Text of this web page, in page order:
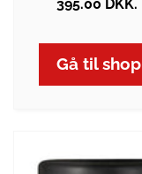
395.00 DKK.
Gå til shop